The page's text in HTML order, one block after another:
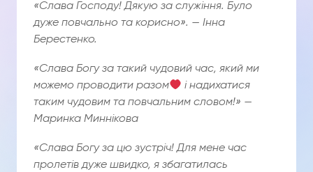
«Слава Господу! Дякую за служіння. Було
дуже повчально та корисно». — Інна
Берестенко.
«Слава Богу за такий чудовий час, який ми
можемо проводити разом
і надихатися
таким чудовим та повчальним словом!» —
Маринка Миннікова
«Слава Богу за цю зустріч! Для мене час
пролетів дуже швидко, я збагатилась